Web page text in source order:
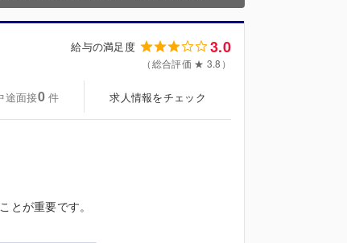
給与の満足度 3.0
（総合評価 ★ 3.8）
途面接0 件 求人情報をチェック
とが重要です。